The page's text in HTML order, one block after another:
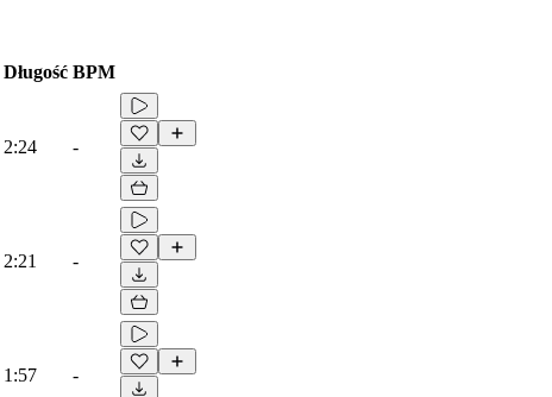
Długość BPM
2:24 -
2:21 -
1:57 -